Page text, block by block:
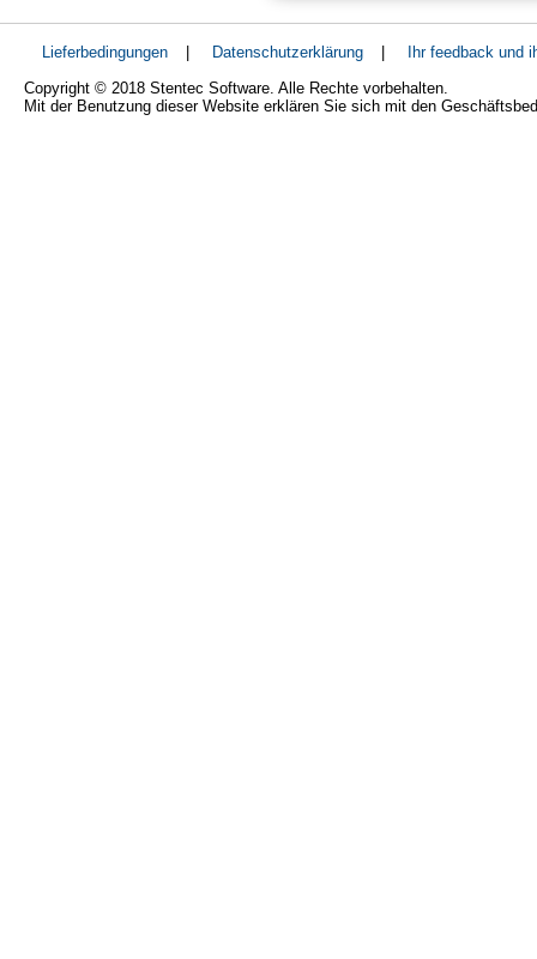
Lieferbedingungen | Datenschutzerklärung |
Ihr feedback und
Copyright © 2018 Stentec Software. Alle Rechte vorbehalten.
Mit der Benutzung dieser Website erklären Sie sich mit den